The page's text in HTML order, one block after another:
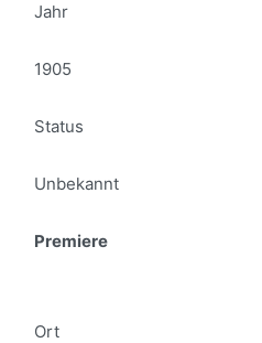
Jahr
1905
Status
Unbekannt
Premiere
Ort